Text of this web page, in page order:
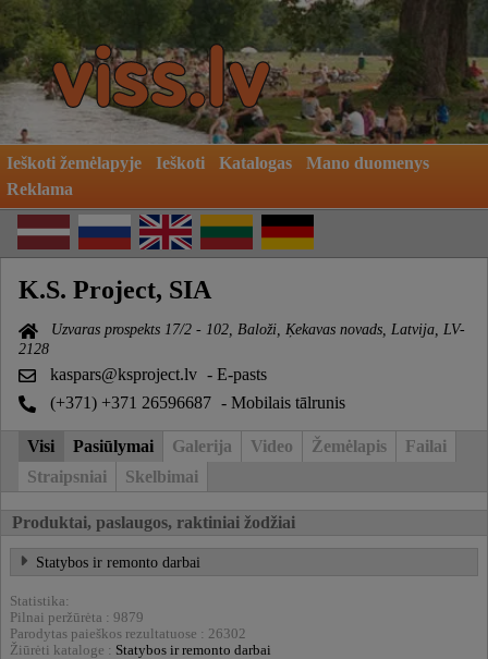
Ieškoti žemėlapyje Ieškoti Katalogas
Mano duomenys
Reklama
K.S. Project, SIA
Uzvaras prospekts 17/2 - 102, Baloži, Ķekavas novads, Latvija, LV-
2128
kaspars@ksproject.lv - E-pasts
(+371) +371 26596687 - Mobilais tālrunis
Visi Pasiūlymai Galerija Video Žemėlapis
Failai
Straipsniai
Skelbimai
Produktai, paslaugos, raktiniai žodžiai
Statybos ir remonto darbai
Statistika:
Pilnai peržūrėta : 9879
Parodytas paieškos rezultatuose : 26302
Žiūrėti kataloge : Statybos ir remonto darbai